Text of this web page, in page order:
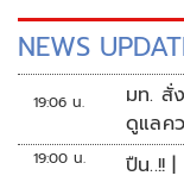
NEWS
19:06 น.
มท. สั่
ดูแลค
19:00 น. ปืน..!!